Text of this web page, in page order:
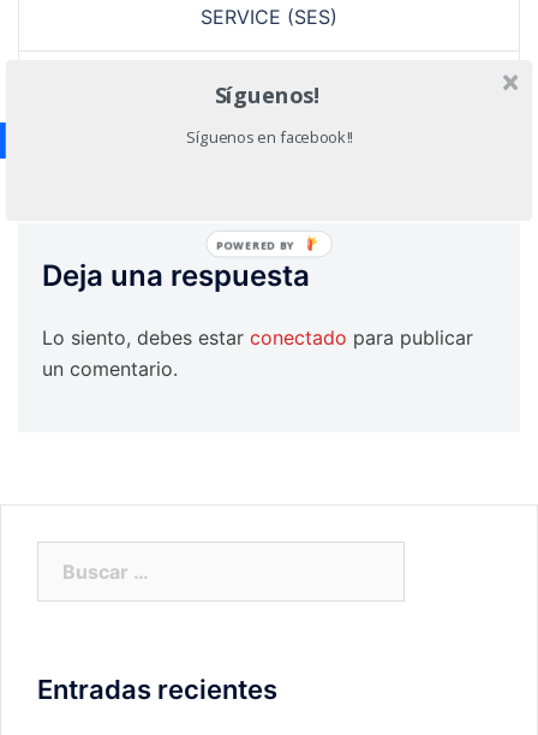
SERVICE (SES)
ALEMAN PARA TODOS-CLASES PRÁCTICAS DE
Deja una respuesta
Lo siento, debes estar conectado para publicar
un comentario.
Entradas recientes
Síguenos!
Síguenos en facebook!!
POWERED BY